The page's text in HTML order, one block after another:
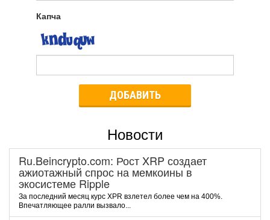
Капча
ДОБАВИТЬ
Новости
Ru.Beincrypto.com: Рост XRP создает
ажиотажный спрос на мемкоины в
экосистеме Ripple
За последний месяц курс XPR взлетел более чем на 400%.
Впечатляющее ралли вызвало...